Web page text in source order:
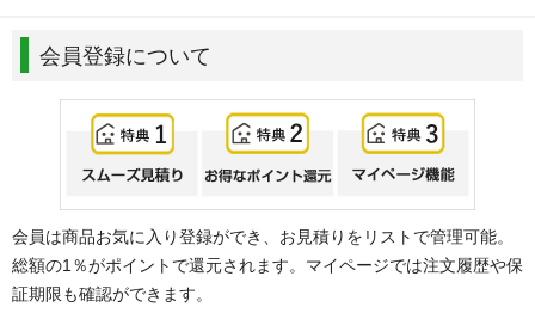
会員登録について
会員は商品お気に入り登録ができ、お見積りをリストで管理可能。
総額の1％がポイントで還元されます。マイページでは注文履歴や保
証期限も確認ができます。